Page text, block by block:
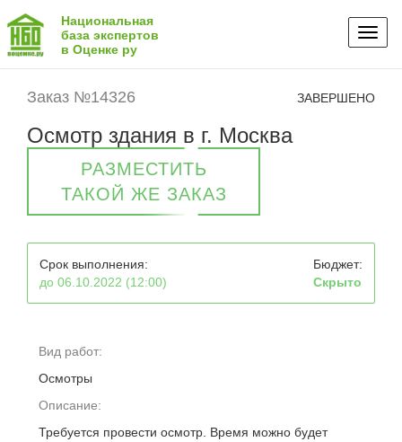
Национальная
база экспертов
в Оценке ру
Заказ №14326 ЗАВЕРШЕНО
Осмотр здания в г. Москва
РАЗМЕСТИТЬ
ТАКОЙ ЖЕ ЗАКАЗ
Срок выполнения:
до 06.10.2022 (12:00)
Бюджет:
Скрыто
Вид работ:
Осмотры
Описание:
Требуется провести осмотр. Время можно будет